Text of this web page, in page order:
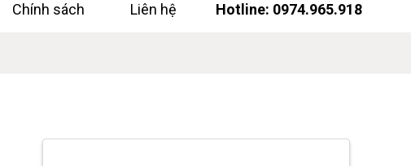
Chính sách Liên hệ Hotline: 0974.965.918